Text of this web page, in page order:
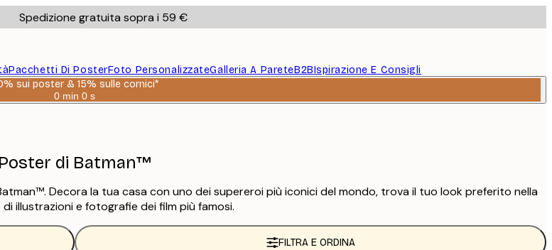
Spedizione gratuita sopra i 59 €
Pacchetti Di PosterFoto PersonalizzateGalleria A PareteB2BIspirazione E Consigli
sui poster & 15% sulle cornici*
0 min 0 s
Valido
06
Poster di Batman™
Decora la tua casa con uno dei supereroi più iconici del mondo, trova il tuo look preferito nella
illustrazioni e fotografie dei film più famosi.
FILTRA E ORDINA